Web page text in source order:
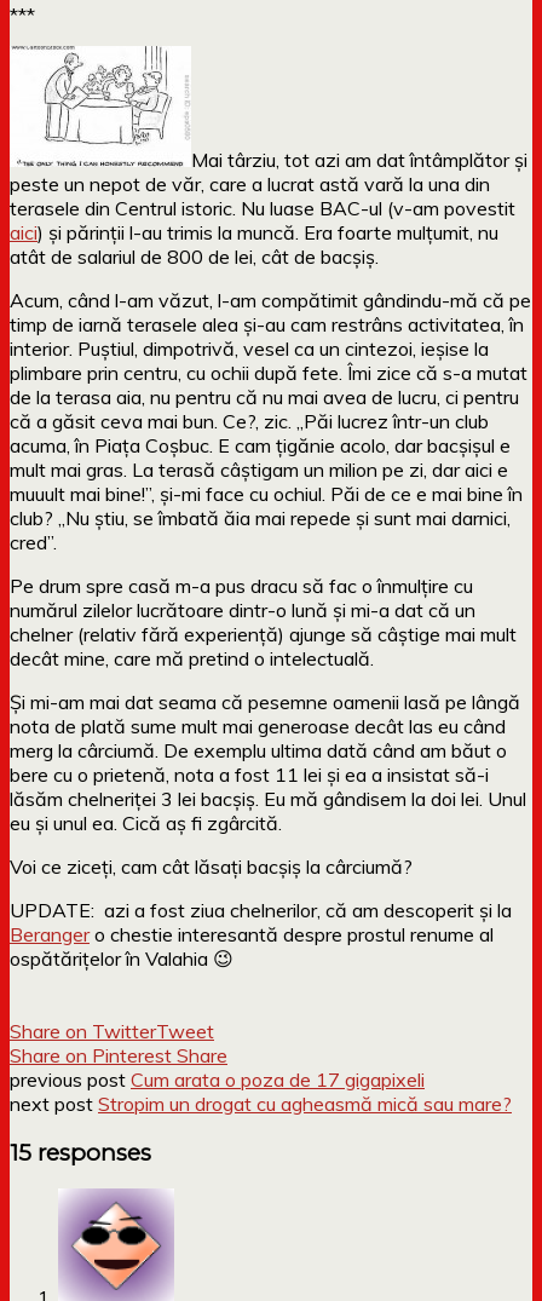
***
Mai târziu, tot azi am dat întâmplător și
peste un nepot de văr, care a lucrat astă vară la una din
terasele din Centrul istoric. Nu luase BAC-ul (v-am povestit
aici) și părinții l-au trimis la muncă. Era foarte mulțumit, nu
atât de salariul de 800 de lei, cât de bacșiș.
Acum, când l-am văzut, l-am compătimit gândindu-mă că pe
timp de iarnă terasele alea și-au cam restrâns activitatea, în
interior. Puștiul, dimpotrivă, vesel ca un cintezoi, ieșise la
plimbare prin centru, cu ochii după fete. Îmi zice că s-a mutat
de la terasa aia, nu pentru că nu mai avea de lucru, ci pentru
că a găsit ceva mai bun. Ce?, zic. „Păi lucrez într-un club
acuma, în Piața Coșbuc. E cam țigănie acolo, dar bacșișul e
mult mai gras. La terasă câștigam un milion pe zi, dar aici e
muuult mai bine!”, și-mi face cu ochiul. Păi de ce e mai bine în
club? „Nu știu, se îmbată ăia mai repede și sunt mai darnici,
cred”.
Pe drum spre casă m-a pus dracu să fac o înmulțire cu
numărul zilelor lucrătoare dintr-o lună și mi-a dat că un
chelner (relativ fără experiență) ajunge să câștige mai mult
decât mine, care mă pretind o intelectuală.
Și mi-am mai dat seama că pesemne oamenii lasă pe lângă
nota de plată sume mult mai generoase decât las eu când
merg la cârciumă. De exemplu ultima dată când am băut o
bere cu o prietenă, nota a fost 11 lei și ea a insistat să-i
lăsăm chelneriței 3 lei bacșiș. Eu mă gândisem la doi lei. Unul
eu și unul ea. Cică aș fi zgârcită.
Voi ce ziceți, cam cât lăsați bacșiș la cârciumă?
UPDATE: azi a fost ziua chelnerilor, că am descoperit și la
Berangero chestie interesantă despre prostul renume al
ospătărițelor în Valahia 😉
Share on TwitterTweet
Share on Pinterest Share
previous post Cum arata o poza de 17 gigapixeli
next post Stropim un drogat cu agheasmă mică sau mare?
15 responses